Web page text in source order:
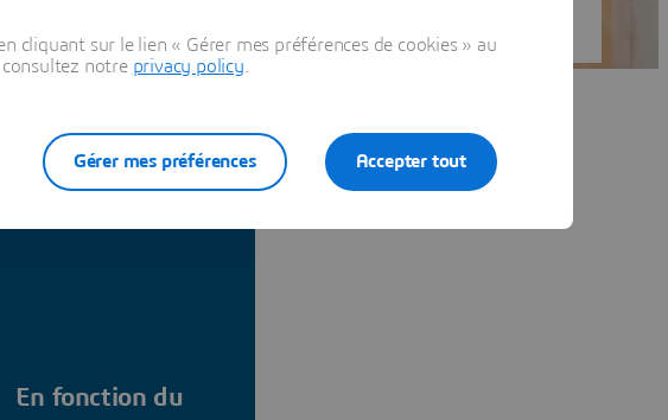
En fonction du
sur le lien « Gérer mes préférences de cookies » au
notre privacy policy
Accepter tout
Gérer mes préférences